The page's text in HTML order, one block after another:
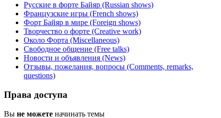
Русские в форте Байяр (Russian shows)
Французские игры (French shows)
Форт Байяр в мире (Foreign shows)
Творчество о форте (Creative work)
Около Форта (Miscellaneous)
Свободное общение (Free talks)
Новости и объявления (News)
Отзывы, пожелания, вопросы (Comments, remarks,
questions)
Права доступа
Вы не можете начинать темы